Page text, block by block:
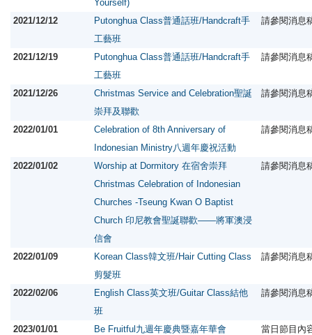
Yourself)
2021/12/12
Putonghua Class普通話班/Handcraft手
工藝班
請參閱消息
2021/12/19
Putonghua Class普通話班/Handcraft手
工藝班
請參閱消息
2021/12/26
Christmas Service and Celebration聖誕
崇拜及聯歡
請參閱消息
2022/01/01
Celebration of 8th Anniversary of
Indonesian Ministry八週年慶祝活動
請參閱消息
2022/01/02
Worship at Dormitory 在宿舍崇拜
Christmas Celebration of Indonesian
Churches -Tseung Kwan O Baptist
Church 印尼教會聖誕聯歡——將軍澳浸
信會
請參閱消息
2022/01/09
Korean Class韓文班/Hair Cutting Class
剪髮班
請參閱消息
2022/02/06
English Class英文班/Guitar Class結他
班
請參閱消息
2023/01/01 Be Fruitful九週年慶典暨嘉年華會
當日節目內